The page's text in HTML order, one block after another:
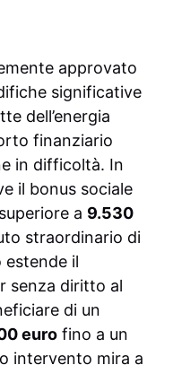
approvato
significative
dell’energia
finanziario
in difficoltà. In
il bonus sociale
a 9.530
straordinario di
estende il
senza diritto al
di un
euro fino a un
intervento mira a